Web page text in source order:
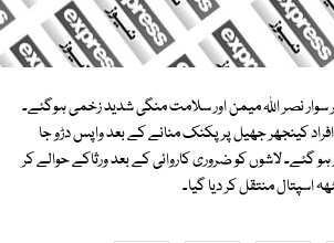
سوار نصر اللہ میمن اور سلامت منگی شدید زخمی ہوگئے۔
افراد کینجھر جھیل پر پکنک منانے کے بعد واپس دڑو جا
گئے۔ لاشوں کو ضروری کاروائی کے بعد ورثاکے حوالے کر
اسپتال منتقل کر دیا گیا۔